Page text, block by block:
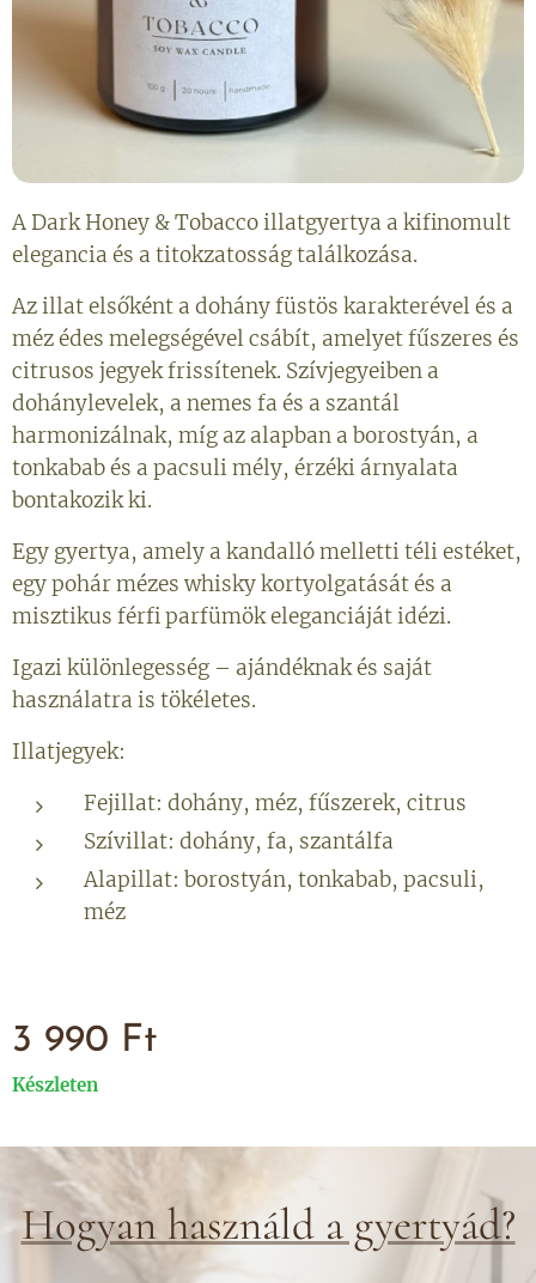
A Dark Honey & Tobacco illatgyertya a kifinomult
elegancia és a titokzatosság találkozása.
Az illat elsőként a dohány füstös karakterével és a
méz édes melegségével csábít, amelyet fűszeres és
citrusos jegyek frissítenek. Szívjegyeiben a
dohánylevelek, a nemes fa és a szantál
harmonizálnak, míg az alapban a borostyán, a
tonkabab és a pacsuli mély, érzéki árnyalata
bontakozik ki.
Egy gyertya, amely a kandalló melletti téli estéket,
egy pohár mézes whisky kortyolgatását és a
misztikus férfi parfümök eleganciáját idézi.
Igazi különlegesség – ajándéknak és saját
használatra is tökéletes.
Illatjegyek:
Fejillat: dohány, méz, fűszerek, citrus
Szívillat: dohány, fa, szantálfa
Alapillat: borostyán, tonkabab, pacsuli,
méz
3 990 Ft
Készleten
Hogyan használd a gyertyád?